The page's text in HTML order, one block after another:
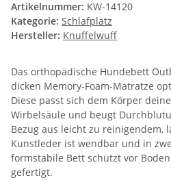
Artikelnummer: KW-14120
Kategorie: Schlafplatz
Hersteller: Knuffelwuff
Das orthopädische Hundebett
dicken Memory-Foam-Matratze
Diese passt sich dem Körper
Wirbelsäule und beugt
Bezug aus leicht zu reinigendem,
Kunstleder ist wendbar und in
formstabile Bett schützt vor
gefertigt.